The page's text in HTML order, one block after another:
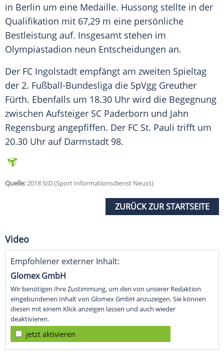
in Berlin um eine Medaille. Hussong stellte in der
Qualifikation mit 67,29 m eine persönliche
Bestleistung auf. Insgesamt stehen im
Olympiastadion neun Entscheidungen an.
Der FC Ingolstadt empfängt am zweiten Spieltag
der 2. Fußball-Bundesliga die SpVgg Greuther
Fürth. Ebenfalls um 18.30 Uhr wird die Begegnung
zwischen Aufsteiger SC Paderborn und Jahn
Regensburg angepfiffen. Der FC St. Pauli trifft um
20.30 Uhr auf Darmstadt 98.
Quelle:2018 SID (Sport Informationsdienst Neuss)
ZURÜCK ZUR STARTSEITE
Video
Empfohlener externer Inhalt:
Glomex GmbH
Wir benötigen Ihre Zustimmung, um den von unserer Redaktion
eingebundenen Inhalt von Glomex GmbH anzuzeigen. Sie können
diesen mit einem Klick anzeigen lassen und auch wieder
deaktivieren.
jetzt aktivieren